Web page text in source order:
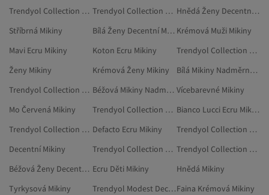
Trendyol Collection Červená Mikiny
Trendyol Collection Bílá Mikiny Nadměrné Velikosti
Hnědá Ženy Decentní Mikiny
Stříbrná Mikiny
Bílá Ženy Decentní Mikiny Krémová Muži Mikiny
Mavi Ecru Mikiny
Koton Ecru Mikiny
Trendyol Collection Zelená Mikiny
Ženy Mikiny
Krémová Ženy Mikiny
Bílá Mikiny Nadměrné Velikosti
Trendyol Collection Žlutá Mikiny Nadměrné Velikosti
Béžová Mikiny Nadměrné Velikosti Vícebarevné Mikiny
Mo Červená Mikiny
Trendyol Collection Šedá Mikiny
Bianco Lucci Ecru Mikiny
Trendyol Collection Muži Mikiny Nadměrné Velikosti Defacto Ecru Mikiny
Trendyol Collection Hnědá Mikiny Nadměrné Velikosti
Decentní Mikiny
Trendyol Collection Muži Mikiny
Trendyol Collection Ženy Mikiny
Béžová Ženy Decentní Mikiny Ecru Děti Mikiny
Hnědá Mikiny
Tyrkysová Mikiny
Trendyol Modest Decentní MikinyFaina Krémová Mikiny